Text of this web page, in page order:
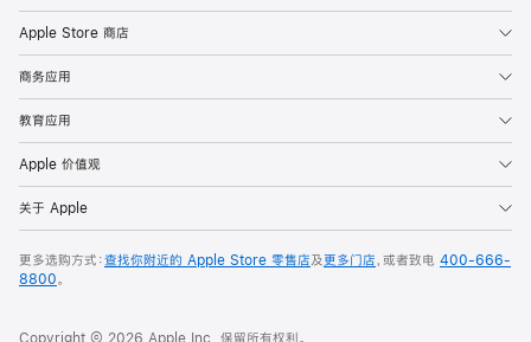
Apple Store 商店
商务应用
教育应用
Apple 价值观
关于 Apple
更多选购方式：查找你附近的 Apple Store 零售店及更多门店，或者致电 400-666-
8800。
Copyright © 2026 Apple Inc. 保留所有权利。